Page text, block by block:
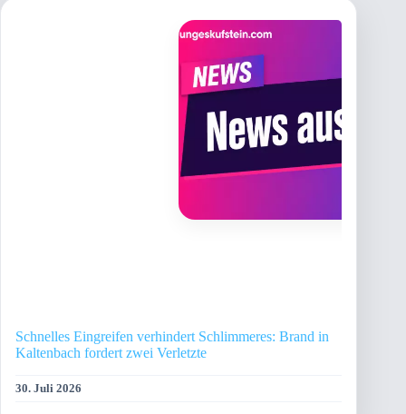
Schnelles Eingreifen verhindert Schlimmeres: Brand in
Kaltenbach fordert zwei Verletzte
30. Juli 2026